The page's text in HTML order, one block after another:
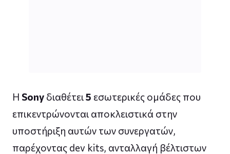
Η Sony διαθέτει5 εσωτερικές ομάδες που
επικεντρώνονται αποκλειστικά στην
υποστήριξη αυτών των συνεργατών,
παρέχοντας dev kits, ανταλλαγή βέλτιστων